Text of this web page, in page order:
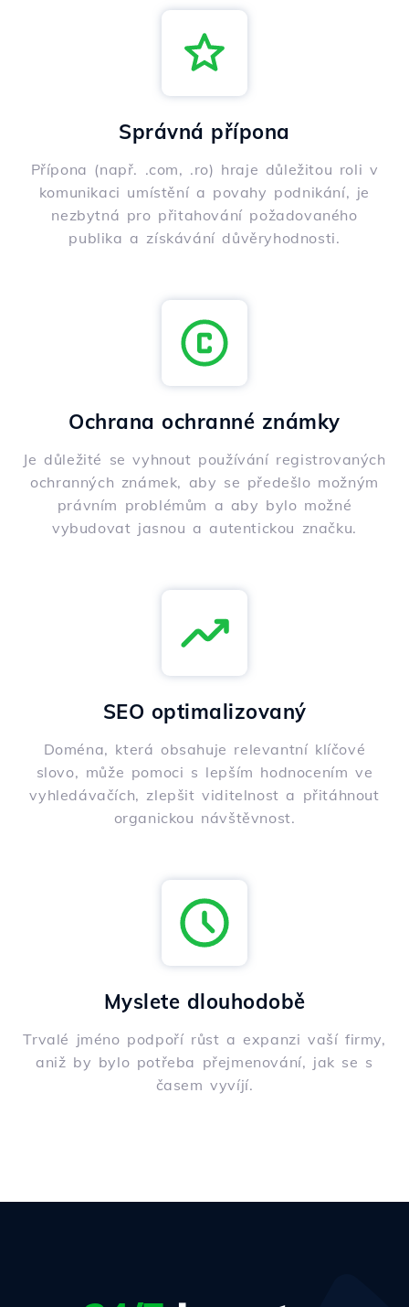
Správná přípona
Přípona (např. .com, .ro) hraje důležitou roli v
komunikaci umístění a povahy podnikání, je
nezbytná pro přitahování požadovaného
publika a získávání důvěryhodnosti.
Ochrana ochranné známky
Je důležité se vyhnout používání registrovaných
ochranných známek, aby se předešlo možným
právním problémům a aby bylo možné
vybudovat jasnou a autentickou značku.
SEO optimalizovaný
Doména, která obsahuje relevantní klíčové
slovo, může pomoci s lepším hodnocením ve
vyhledávačích, zlepšit viditelnost a přitáhnout
organickou návštěvnost.
Myslete dlouhodobě
Trvalé jméno podpoří růst a expanzi vaší firmy,
aniž by bylo potřeba přejmenování, jak se s
časem vyvíjí.